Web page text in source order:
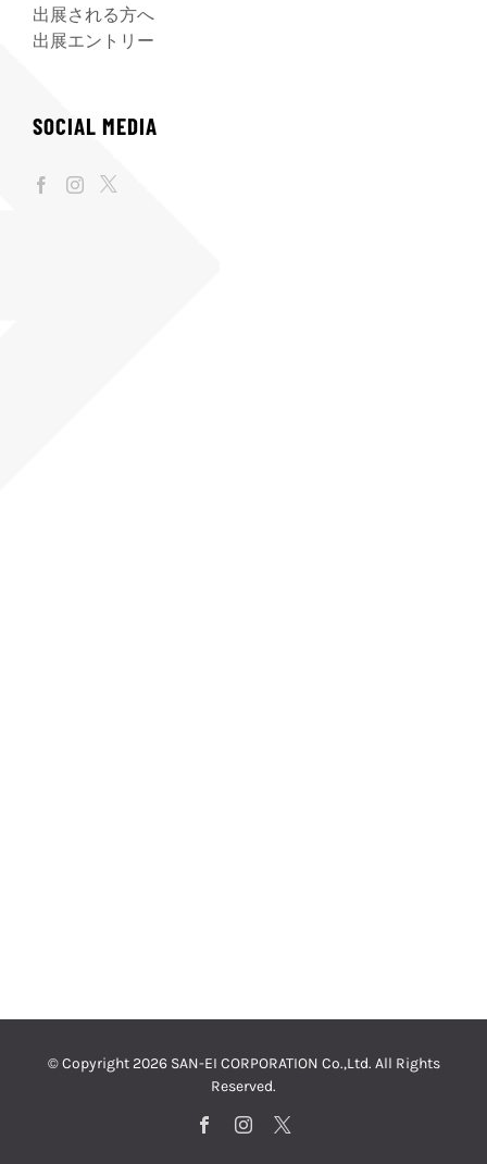
出展される方へ
出展エントリー
SOCIAL MEDIA
© Copyright 2026 SAN-EI CORPORATION Co.,Ltd. All Rights
Reserved.
FacebookInstagram